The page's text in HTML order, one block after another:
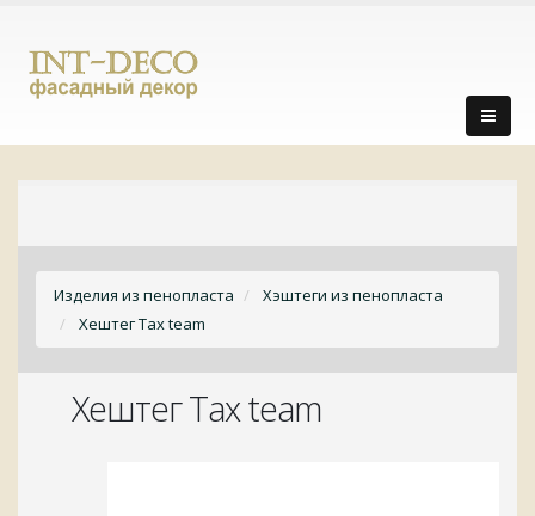
Изделия из пенопласта
Хэштеги из пенопласта
Хештег Tax team
Хештег Tax team